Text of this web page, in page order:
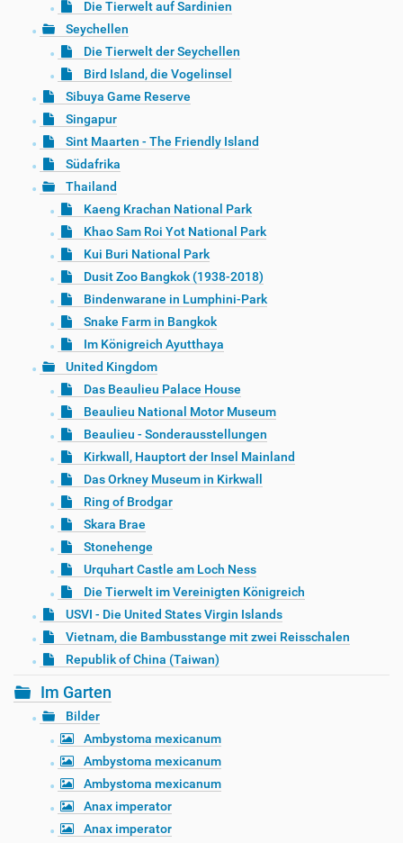
Die Tierwelt auf Sardinien
Seychellen
Die Tierwelt der Seychellen
Bird Island, die Vogelinsel
Sibuya Game Reserve
Singapur
Sint Maarten - The Friendly Island
Südafrika
Thailand
Kaeng Krachan National Park
Khao Sam Roi Yot National Park
Kui Buri National Park
Dusit Zoo Bangkok (1938-2018)
Bindenwarane in Lumphini-Park
Snake Farm in Bangkok
Im Königreich Ayutthaya
United Kingdom
Das Beaulieu Palace House
Beaulieu National Motor Museum
Beaulieu - Sonderausstellungen
Kirkwall, Hauptort der Insel Mainland
Das Orkney Museum in Kirkwall
Ring of Brodgar
Skara Brae
Stonehenge
Urquhart Castle am Loch Ness
Die Tierwelt im Vereinigten Königreich
USVI - Die United States Virgin Islands
Vietnam, die Bambusstange mit zwei Reisschalen
Republik of China (Taiwan)
Im Garten
Bilder
Ambystoma mexicanum
Ambystoma mexicanum
Ambystoma mexicanum
Anax imperator
Anax imperator